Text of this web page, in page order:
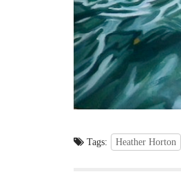
Tags: Heather Horton